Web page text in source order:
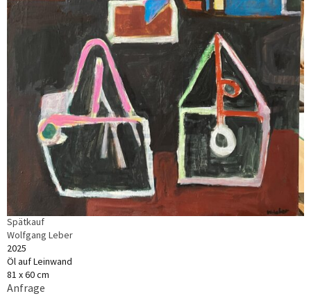
Spätkauf
Wolfgang Leber
2025
Öl auf Leinwand
81 x 60 cm
Anfrage